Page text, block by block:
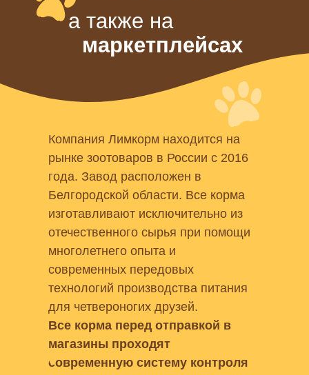
Найдите ближайший
зоомаркет «НЕМО» здесь
Компания Лимкорм находится на
рынке зоотоваров в России с 2016
года. Завод расположен в
Белгородской области. Все корма
изготавливают исключительно из
отечественного сырья при помощи
многолетнего опыта и
современных передовых
технологий производства питания
для четвероногих друзей.
Все корма перед отправкой в
магазины проходят
современную систему контроля
маркетплейсах
а также на